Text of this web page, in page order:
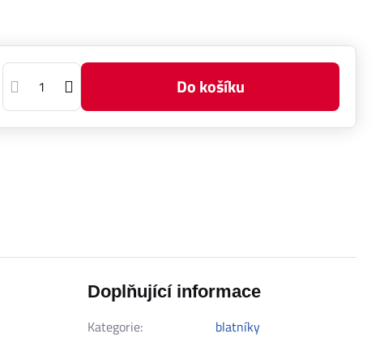
Do košíku
Doplňující informace
Kategorie:
blatníky